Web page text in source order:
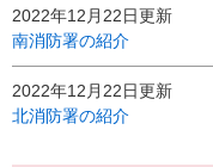
2022年12月22日更新
南消防署の紹介
2022年12月22日更新
北消防署の紹介